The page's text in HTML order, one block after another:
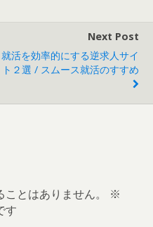
Next Post
就活を効率的にする逆求人サイ
ト２選 / スムース就活のすすめ
とはありません。
※
す